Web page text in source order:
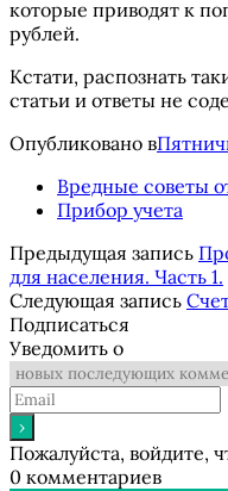
которые приводят к
рублей.
Кстати, распознать
статьи и ответы не
Опубликовано в
Вредные советы
Прибор учета
Предыдущая запись
для населения. Часть 1.
Следующая запись
Подписаться
Уведомить о
Пожалуйста, войдите,
0 комментариев